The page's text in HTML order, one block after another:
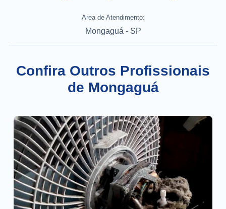
Area de Atendimento:
Mongaguá - SP
Confira Outros Profissionais
de Mongaguá